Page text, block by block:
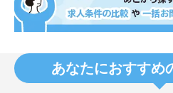
あなたにおすすめ